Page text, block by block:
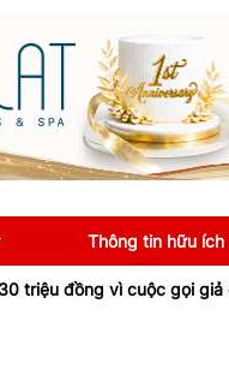
Thông tin hữu ích
gọi giả danh shipper